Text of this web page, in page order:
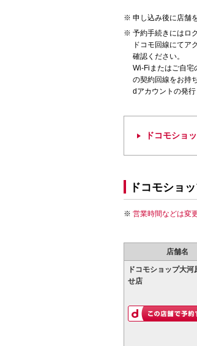
申し込み後に店舗
予約手続きにはロ
ドコモ回線にてア
確認ください。
Wi-Fiまたはご自宅
の契約回線をお持
dアカウントの発行
ドコモショ
ドコモショ
営業時間などは変
店舗名
ドコモショップ大河
せ店